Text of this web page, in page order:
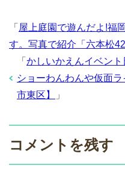
「 屋上庭園で遊んだよ!福
す。写真で紹介「六本松
「 かしいかえんイベン
ショーわんわんや仮面
市東区】
」
コメントを残す